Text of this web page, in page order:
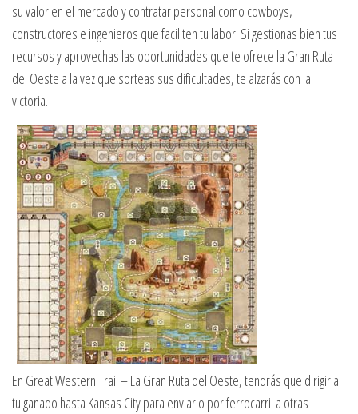
su valor en el mercado y contratar personal como cowboys,
constructores e ingenieros que faciliten tu labor. Si gestionas bien tus
recursos y aprovechas las oportunidades que te ofrece la Gran Ruta
del Oeste a la vez que sorteas sus dificultades, te alzarás con la
victoria.
En Great Western Trail – La Gran Ruta del Oeste, tendrás que dirigir a
tu ganado hasta Kansas City para enviarlo por ferrocarril a otras